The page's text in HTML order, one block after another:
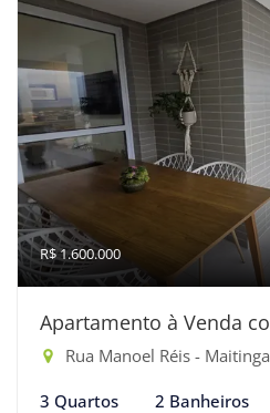
R$ 1.600.000
Apartamento à Venda
Rua Manoel Réis -
3 Quartos 2 Banheiros